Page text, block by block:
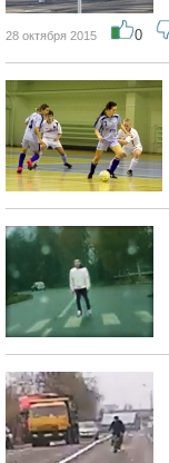
28 октября 2015 0